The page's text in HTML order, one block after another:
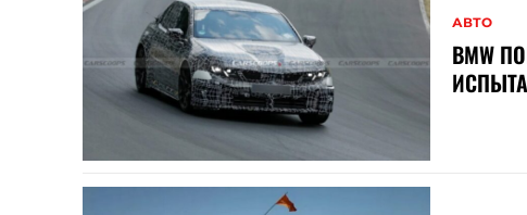
АВТО
BMW